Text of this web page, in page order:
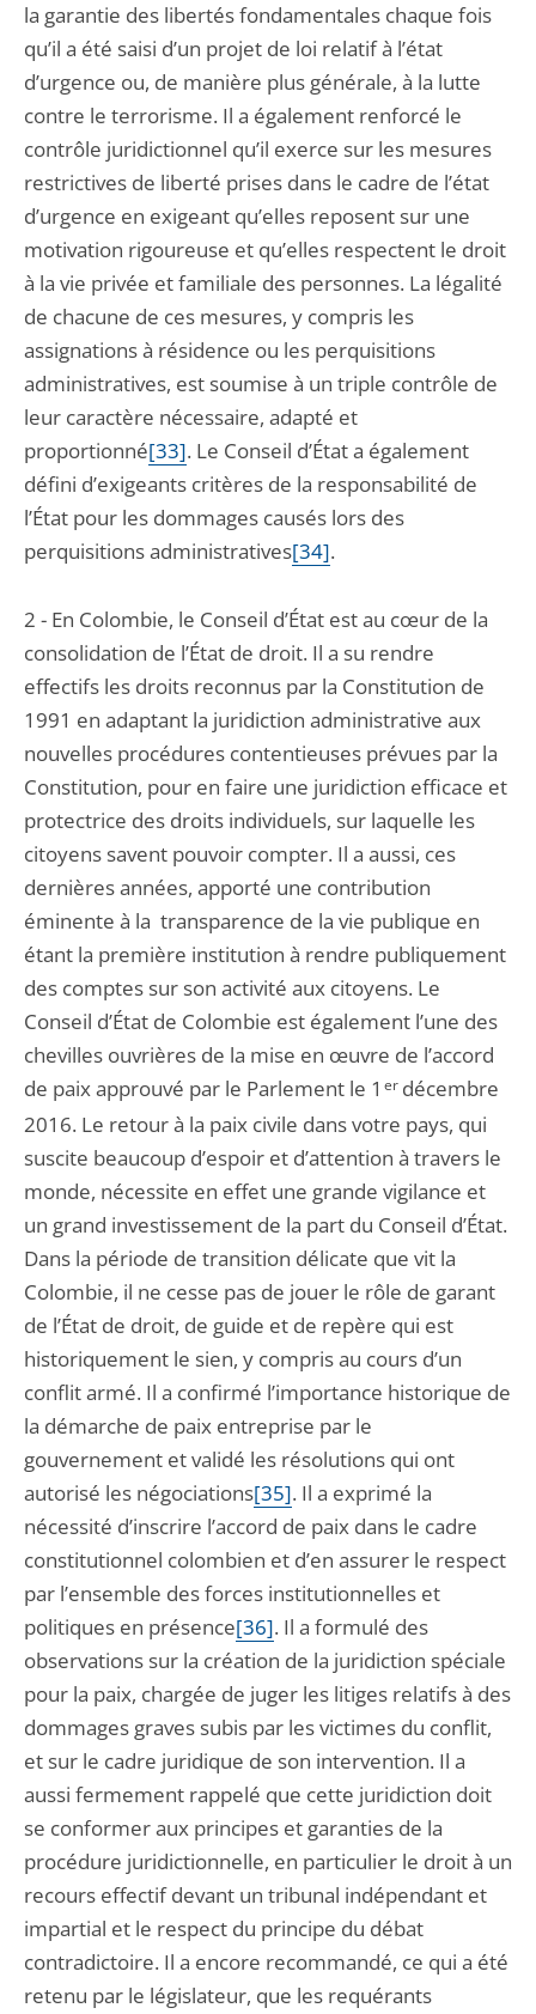
la garantie des libertés fondamentales chaque fois
qu’il a été saisi d’un projet de loi relatif à l’état
d’urgence ou, de manière plus générale, à la lutte
contre le terrorisme. Il a également renforcé le
contrôle juridictionnel qu’il exerce sur les mesures
restrictives de liberté prises dans le cadre de l’état
d’urgence en exigeant qu’elles reposent sur une
motivation rigoureuse et qu’elles respectent le droit
à la vie privée et familiale des personnes. La légalité
de chacune de ces mesures, y compris les
assignations à résidence ou les perquisitions
administratives, est soumise à un triple contrôle de
leur caractère nécessaire, adapté et
proportionné[33]. Le Conseil d’État a également
défini d’exigeants critères de la responsabilité de
l’État pour les dommages causés lors des
perquisitions administratives[34].
2 - En Colombie, le Conseil d’État est au cœur de la
consolidation de l’État de droit. Il a su rendre
effectifs les droits reconnus par la Constitution de
1991 en adaptant la juridiction administrative aux
nouvelles procédures contentieuses prévues par la
Constitution, pour en faire une juridiction efficace et
protectrice des droits individuels, sur laquelle les
citoyens savent pouvoir compter. Il a aussi, ces
dernières années, apporté une contribution
éminente à la transparence de la vie publique en
étant la première institution à rendre publiquement
des comptes sur son activité aux citoyens. Le
Conseil d’État de Colombie est également l’une des
chevilles ouvrières de la mise en œuvre de l’accord
de paix approuvé par le Parlement le 1 erdécembre
2016. Le retour à la paix civile dans votre pays, qui
suscite beaucoup d’espoir et d’attention à travers le
monde, nécessite en effet une grande vigilance et
un grand investissement de la part du Conseil d’État.
Dans la période de transition délicate que vit la
Colombie, il ne cesse pas de jouer le rôle de garant
de l’État de droit, de guide et de repère qui est
historiquement le sien, y compris au cours d’un
conflit armé. Il a confirmé l’importance historique de
la démarche de paix entreprise par le
gouvernement et validé les résolutions qui ont
autorisé les négociations[35]. Il a exprimé la
nécessité d’inscrire l’accord de paix dans le cadre
constitutionnel colombien et d’en assurer le respect
par l’ensemble des forces institutionnelles et
politiques en présence[36]. Il a formulé des
observations sur la création de la juridiction spéciale
pour la paix, chargée de juger les litiges relatifs à des
dommages graves subis par les victimes du conflit,
et sur le cadre juridique de son intervention. Il a
aussi fermement rappelé que cette juridiction doit
se conformer aux principes et garanties de la
procédure juridictionnelle, en particulier le droit à un
recours effectif devant un tribunal indépendant et
impartial et le respect du principe du débat
contradictoire. Il a encore recommandé, ce qui a été
retenu par le législateur, que les requérants